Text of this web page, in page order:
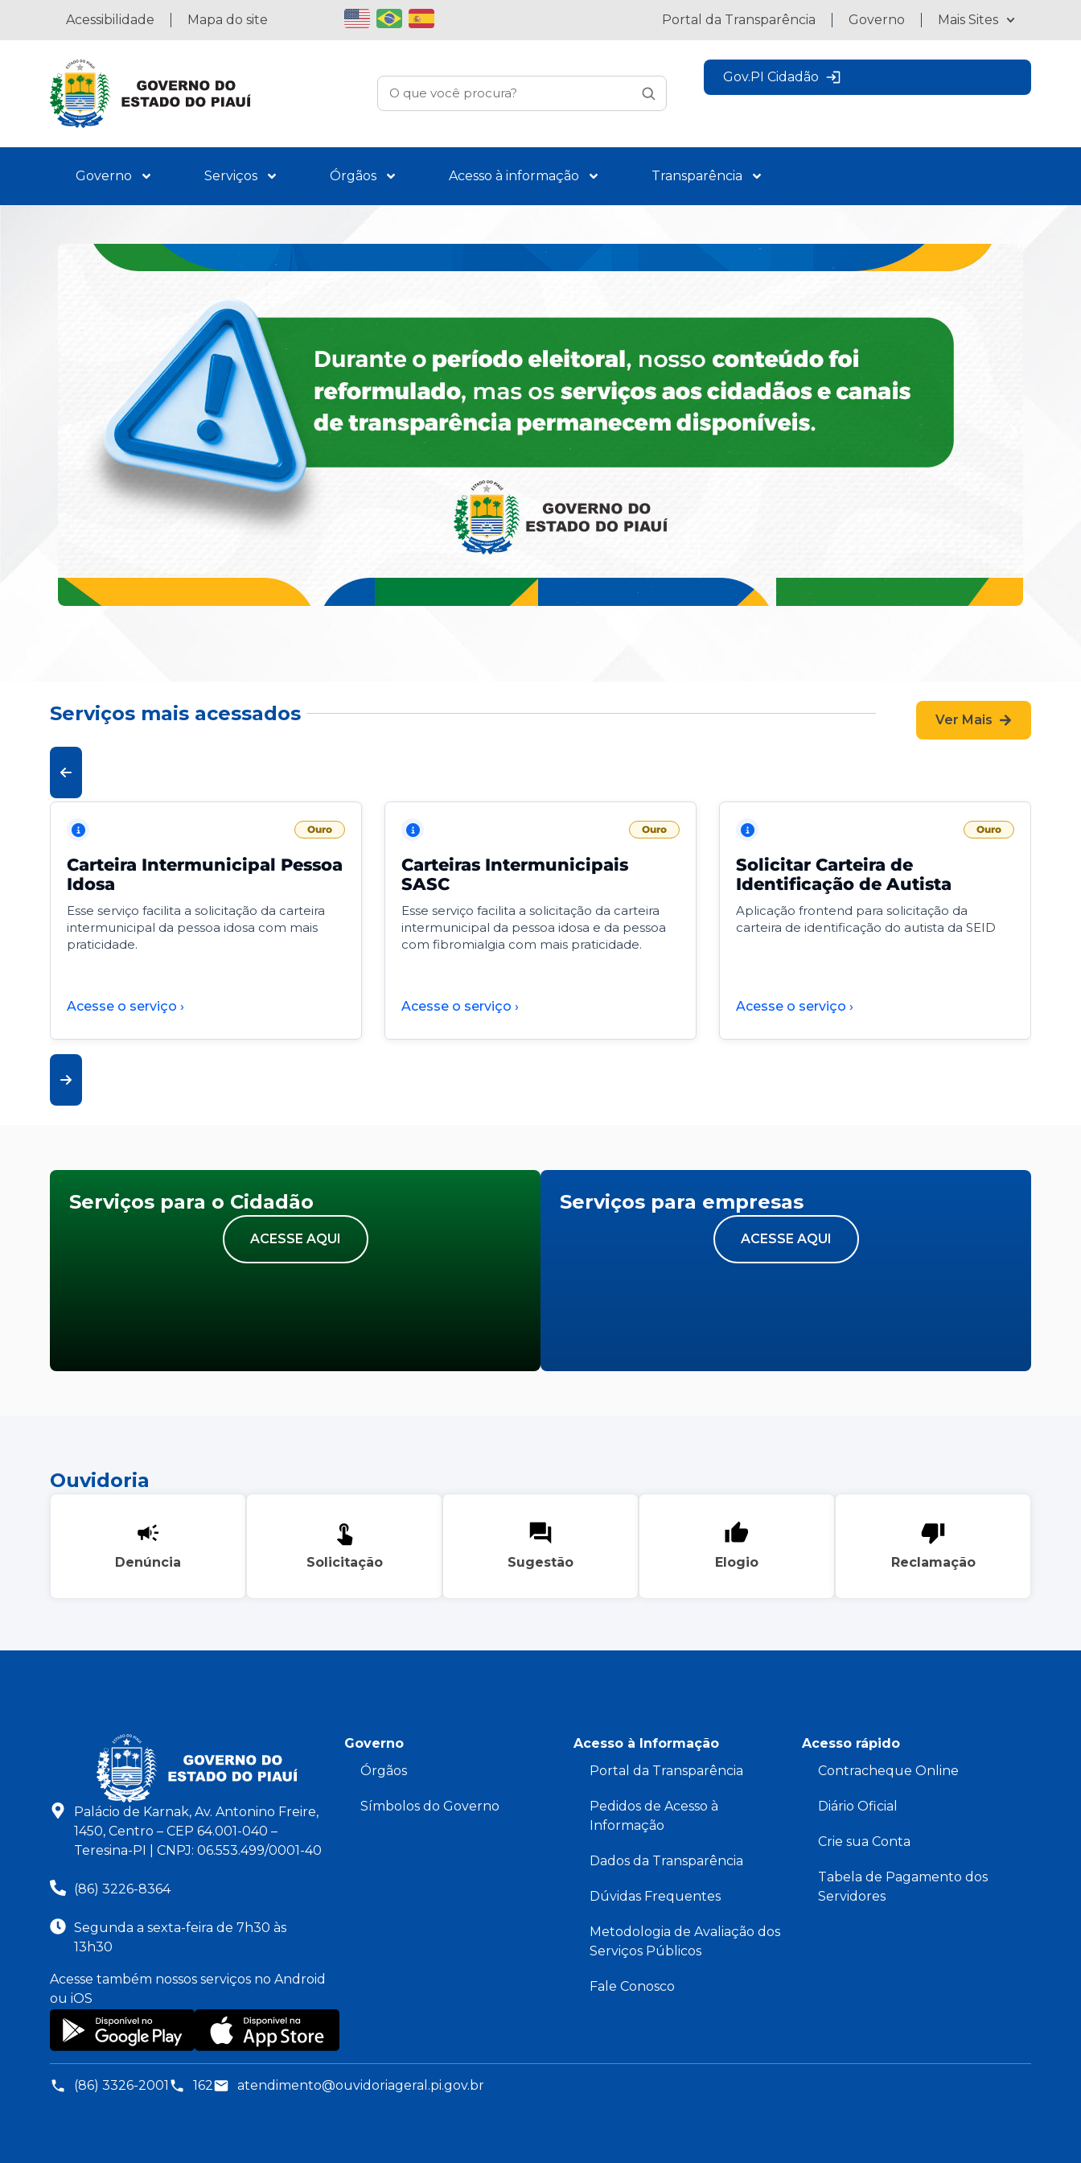
Acessibilidade Mapa do site Portal da Transparência Governo Mais Sites
Gov.PI Cidadão
Governo Serviços Órgãos Acesso à informação Transparência
Serviços mais acessados Ver Mais
Ouro
Carteira Intermunicipal Pessoa
Idosa
Esse serviço facilita a solicitação da carteira
intermunicipal da pessoa idosa com mais
praticidade.
Acesse o serviço ›
Ouro
Carteiras Intermunicipais
SASC
Esse serviço facilita a solicitação da carteira
intermunicipal da pessoa idosa e da pessoa
com fibromialgia com mais praticidade.
Acesse o serviço ›
Ouro
Solicitar Carteira de
Identificação de Autista
Aplicação frontend para solicitação da
carteira de identificação do autista da SEID
Acesse o serviço ›
Serviços para o Cidadão
ACESSE AQUI
Serviços para empresas
ACESSE AQUI
Ouvidoria
Denúncia Solicitação Sugestão Elogio Reclamação
Palácio de Karnak, Av. Antonino Freire,
1450, Centro – CEP 64.001-040 –
Teresina-PI | CNPJ: 06.553.499/0001-40
(86) 3226-8364
Segunda a sexta-feira de 7h30 às
13h30
Acesse também nossos serviços no Android
ou iOS
Governo
Órgãos
Símbolos do Governo
Acesso à Informação
Portal da Transparência
Pedidos de Acesso à
Informação
Dados da Transparência
Dúvidas Frequentes
Metodologia de Avaliação dos
Serviços Públicos
Fale Conosco
Acesso rápido
Contracheque Online
Diário Oficial
Crie sua Conta
Tabela de Pagamento dos
Servidores
(86) 3326-2001 162 atendimento@ouvidoriageral.pi.gov.br